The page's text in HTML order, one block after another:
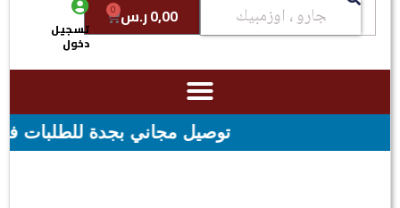
0,00ر.س 0
تسجيل
دخول
توصيل مجاني بجدة للطلبات فوق قيمه ال ١٠٠ ريال - شحن مجاني لقيمه اكثر من